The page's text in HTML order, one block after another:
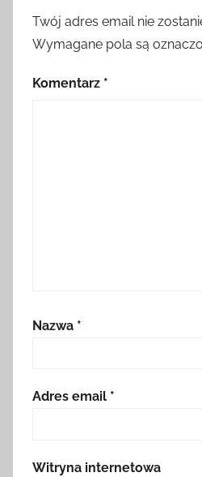
Twój adres email nie
Wymagane pola są
Komentarz *
Nazwa *
Adres email *
Witryna internetowa